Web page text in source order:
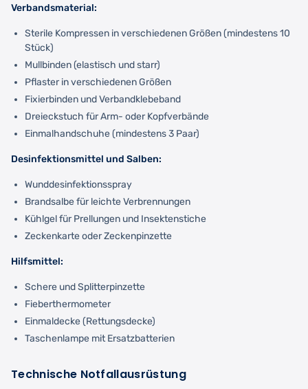
Verbandsmaterial:
Sterile Kompressen in verschiedenen Größen (mindestens 10
Stück)
Mullbinden (elastisch und starr)
Pflaster in verschiedenen Größen
Fixierbinden und Verbandklebeband
Dreieckstuch für Arm- oder Kopfverbände
Einmalhandschuhe (mindestens 3 Paar)
Desinfektionsmittel und Salben:
Wunddesinfektionsspray
Brandsalbe für leichte Verbrennungen
Kühlgel für Prellungen und Insektenstiche
Zeckenkarte oder Zeckenpinzette
Hilfsmittel:
Schere und Splitterpinzette
Fieberthermometer
Einmaldecke (Rettungsdecke)
Taschenlampe mit Ersatzbatterien
Technische Notfallausrüstung